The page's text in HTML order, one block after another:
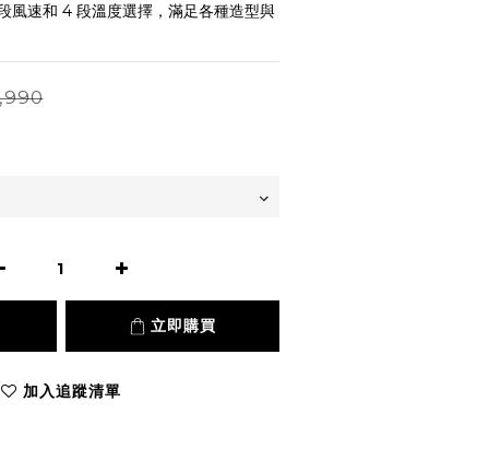
風速和 4 段溫度選擇，滿足各種造型與
立即購買
加入追蹤清單